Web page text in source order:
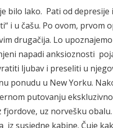
bilo lako. Pati od
i u čašu. Po ovom,
drugačija. Lo
napadi anksioznosti
ljubav i preseliti u
ponudu u New Yorku.
putovanju
uz norvešku
susjedne kabine. Čuje